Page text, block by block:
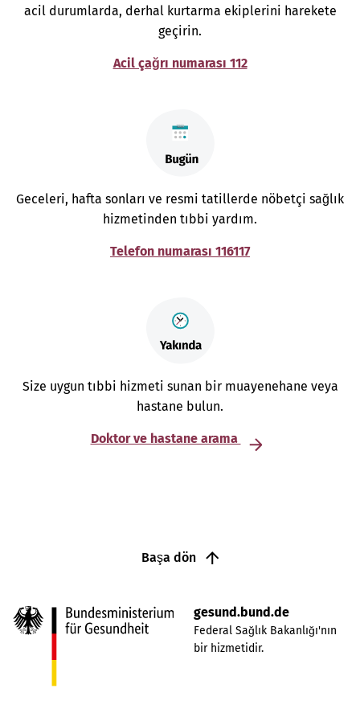
acil durumlarda, derhal kurtarma ekiplerini harekete
geçirin.
Acil çağrı numarası 112
Geceleri, hafta sonları ve resmi tatillerde nöbetçi sağlık
hizmetinden tıbbi yardım.
Telefon numarası 116117
Size uygun tıbbi hizmeti sunan bir muayenehane veya
hastane bulun.
Doktor ve hastane arama
Başa dön
gesund.bund.de
Federal Sağlık Bakanlığı'nın
bir hizmetidir.